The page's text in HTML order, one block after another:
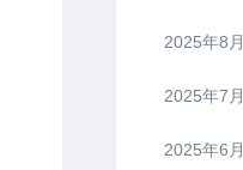
2025年8月
2025年7月
2025年6月